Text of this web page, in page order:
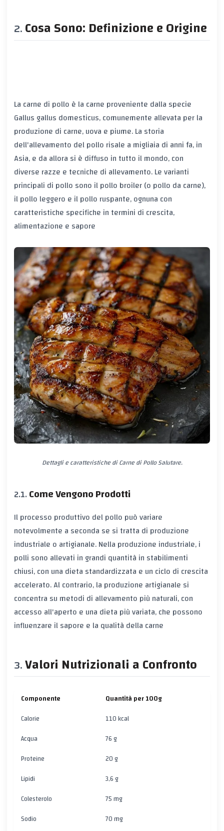
Cosa Sono: Definizione e Origine
La carne di pollo è la carne proveniente dalla specie
Gallus gallus domesticus, comunemente allevata per la
produzione di carne, uova e piume. La storia
dell'allevamento del pollo risale a migliaia di anni fa, in
Asia, e da allora si è diffuso in tutto il mondo, con
diverse razze e tecniche di allevamento. Le varianti
principali di pollo sono il pollo broiler (o pollo da carne),
il pollo leggero e il pollo ruspante, ognuna con
caratteristiche specifiche in termini di crescita,
alimentazione e sapore
Dettagli e caratteristiche di Carne di Pollo Salutare.
Come Vengono Prodotti
Il processo produttivo del pollo può variare
notevolmente a seconda se si tratta di produzione
industriale o artigianale. Nella produzione industriale, i
polli sono allevati in grandi quantità in stabilimenti
chiusi, con una dieta standardizzata e un ciclo di crescita
accelerato. Al contrario, la produzione artigianale si
concentra su metodi di allevamento più naturali, con
accesso all'aperto e una dieta più variata, che possono
influenzare il sapore e la qualità della carne
Valori Nutrizionali a Confronto
Componente
Quantità per 100g
Calorie
110 kcal
Acqua
76 g
Proteine
20 g
Lipidi
3,6 g
Colesterolo
75 mg
Sodio
70 mg